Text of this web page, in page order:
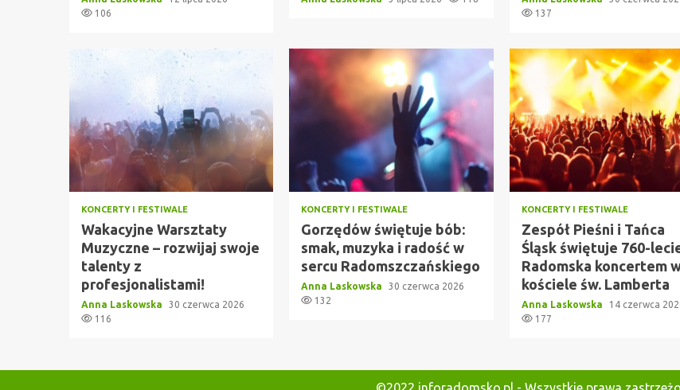
106
137
KONCERTY I FESTIWALE
Wakacyjne Warsztaty
Muzyczne – rozwijaj swoje
talenty z
profesjonalistami!
Anna Laskowska
30 czerwca 2026
116
KONCERTY I FESTIWALE
Gorzędów świętuje bób:
smak, muzyka i radość w
sercu Radomszczańskiego
Anna Laskowska
30 czerwca 2026
132
KONCERTY I FESTIWALE
Zespół Pieśni i Tańca
Śląsk świętuje 760-
Radomska koncertem
kościele św. Lamberta
Anna Laskowska
14 czerwca
177